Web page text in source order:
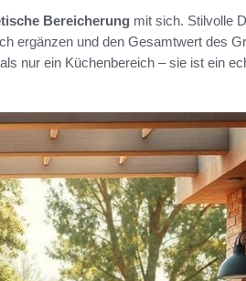
Bereicherung mit sich. Stilvolle
ergänzen und den Gesamtwert des
nur ein Küchenbereich – sie ist ein